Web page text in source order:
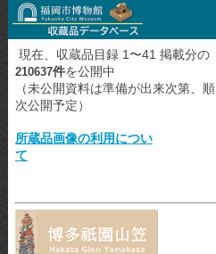
現在、収蔵品目録 1〜41 掲載分の
210637件を公開中
（未公開資料は準備が出来次第、順
次公開予定）
所蔵品画像の利用につい
て